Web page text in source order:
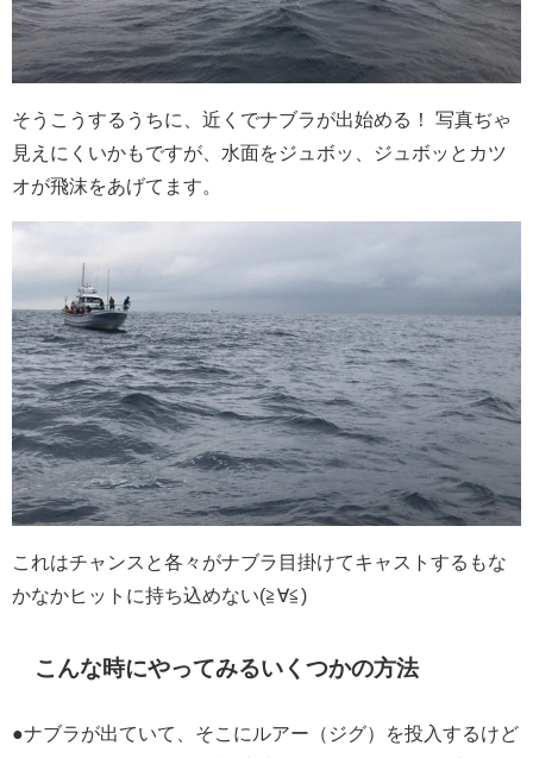
そうこうするうちに、近くでナブラが出始める！ 写真ぢゃ
見えにくいかもですが、水面をジュボッ、ジュボッとカツ
オが飛沫をあげてます。
これはチャンスと各々がナブラ目掛けてキャストするもな
かなかヒットに持ち込めない(≧∀≦)
こんな時にやってみるいくつかの方法
●ナブラが出ていて、そこにルアー（ジグ）を投入するけど